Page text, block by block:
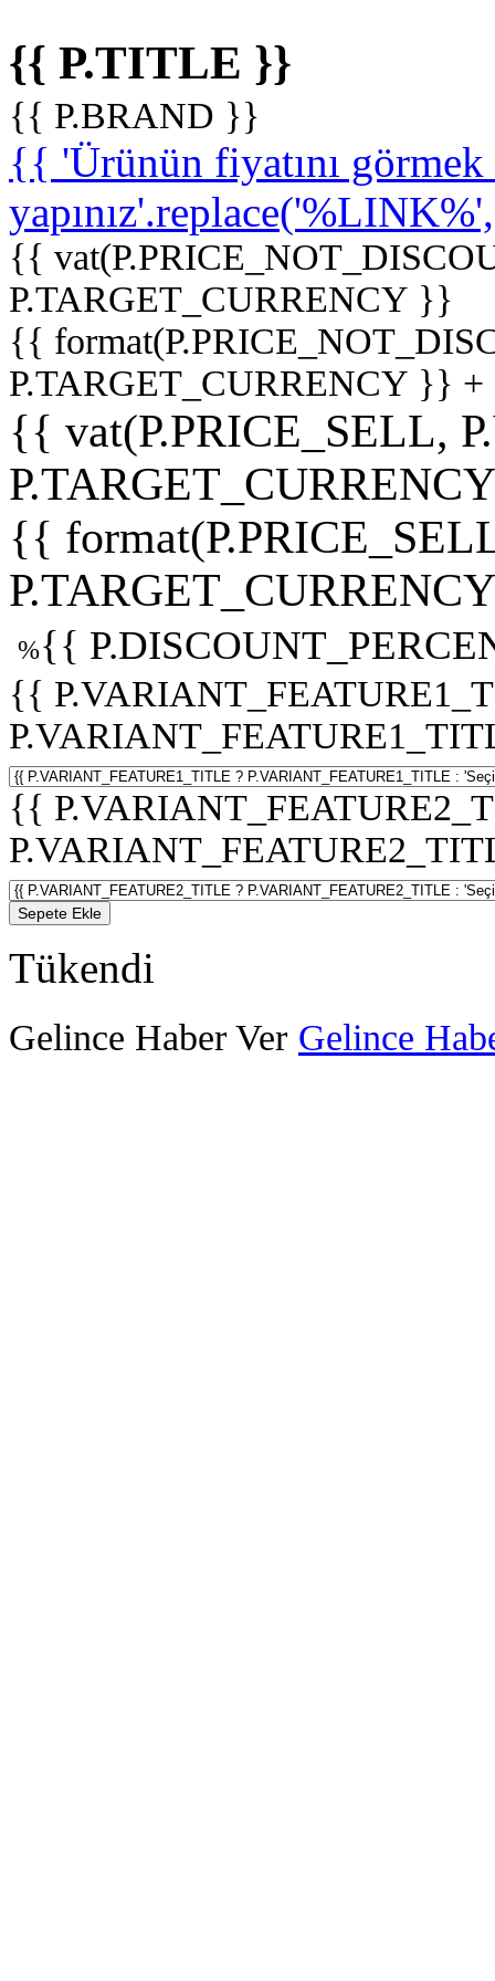
{{ P.TITLE }}
{{ P.BRAND }}
{{ 'Ürünün fiyatını
{{
P.TARGET_CURRENCY }}
{{
P.TARGET_CURRENCY }}
{{ vat(P.PRICE_SELL,
{{
%{{
{{
{{
Sepete Ekle
Tükendi
Gelince Haber Ver Gelince